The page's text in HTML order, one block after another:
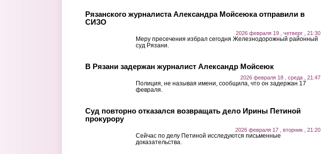
Рязанского журналиста Александра Мойсеюка отправили в
СИЗО
2026 февраля 19 , четверг , 21:30
Меру пресечения избрал сегодня Железнодорожный районный
суд Рязани.
В Рязани задержан журналист Александр Мойсеюк
2026 февраля 18 , среда , 21:47
Полиция, не называя имени, сообщила, что он задержан 17
февраля.
Суд повторно отказался возвращать дело Ирины Петиной
прокурору
2026 февраля 17 , вторник , 21:20
Сейчас по делу Петиной исследуются письменные
доказательства.